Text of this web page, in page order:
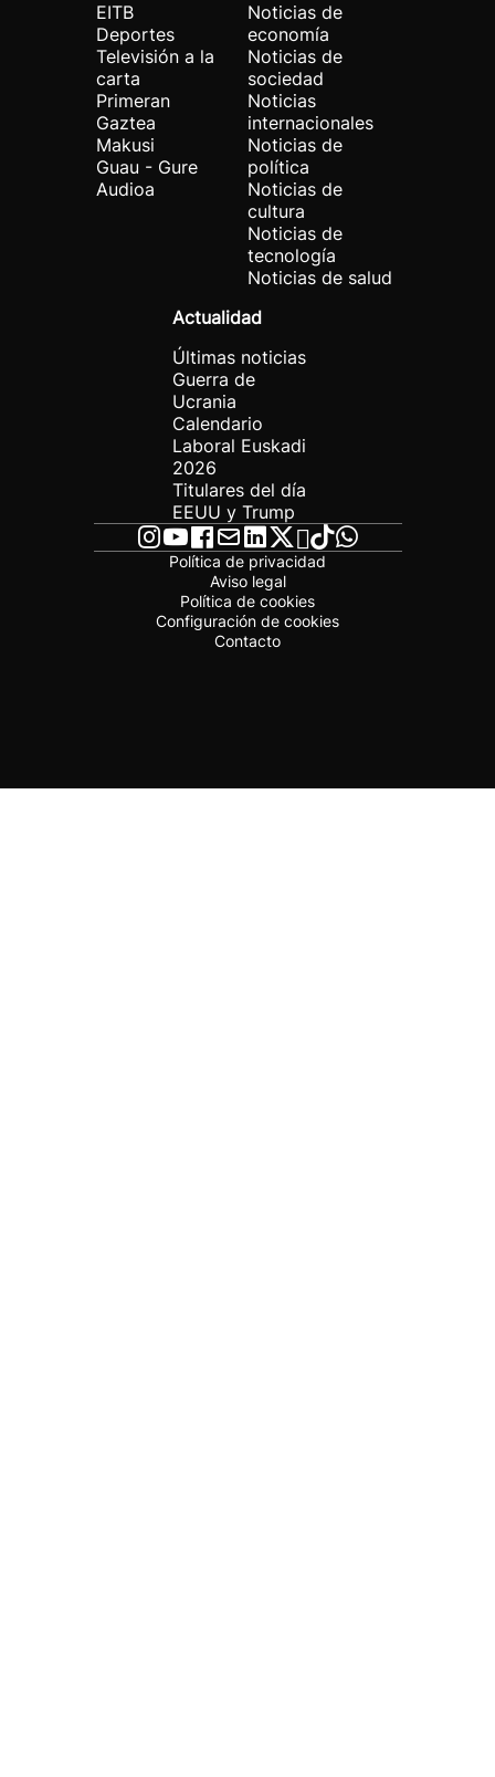
EITB
Deportes
Televisión a la
carta
Primeran
Gaztea
Makusi
Guau - Gure
Audioa
Noticias de
economía
Noticias de
sociedad
Noticias
internacionales
Noticias de
política
Noticias de
cultura
Noticias de
tecnología
Noticias de salud
Actualidad
Últimas noticias
Guerra de
Ucrania
Calendario
Laboral Euskadi
2026
Titulares del día
EEUU y Trump
Política de privacidad
Aviso legal
Política de cookies
Configuración de cookies
Contacto